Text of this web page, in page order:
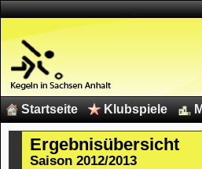
Startseite Klubspiele
Ergebnisübersicht
Saison 2012/2013